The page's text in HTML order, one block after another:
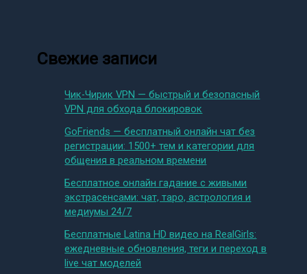
Свежие записи
Чик-Чирик VPN — быстрый и безопасный
VPN для обхода блокировок
GoFriends — бесплатный онлайн чат без
регистрации: 1500+ тем и категории для
общения в реальном времени
Бесплатное онлайн гадание с живыми
экстрасенсами: чат, таро, астрология и
медиумы 24/7
Бесплатные Latina HD видео на RealGirls:
ежедневные обновления, теги и переход в
live чат моделей